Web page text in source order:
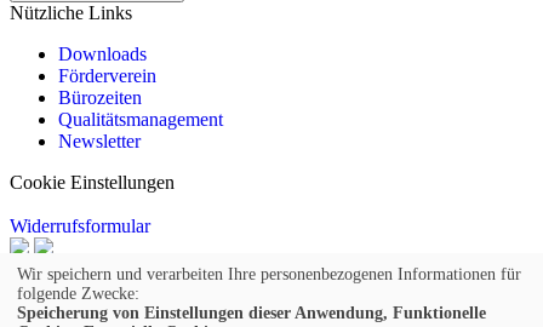
Nützliche Links
Downloads
Förderverein
Bürozeiten
Qualitätsmanagement
Newsletter
Cookie Einstellungen
Widerrufsformular
© 2026 Kufer Software GmbH
Impressum
Wir speichern und verarbeiten Ihre personenbezogenen Informationen für
folgende Zwecke:
Speicherung von Einstellungen dieser Anwendung, Funktionelle